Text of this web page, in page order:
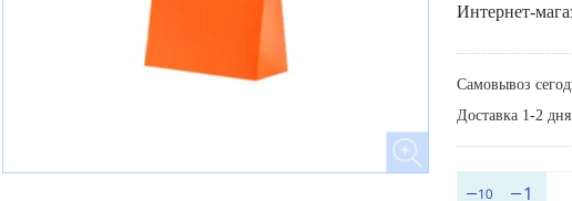
Интернет-
Самовывоз
Доставка 1-2 дня